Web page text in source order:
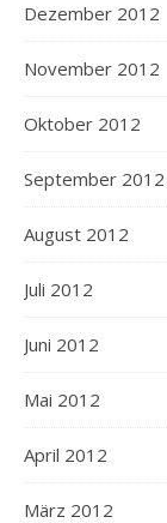
Dezember 2012
November 2012
Oktober 2012
September 2012
August 2012
Juli 2012
Juni 2012
Mai 2012
April 2012
März 2012